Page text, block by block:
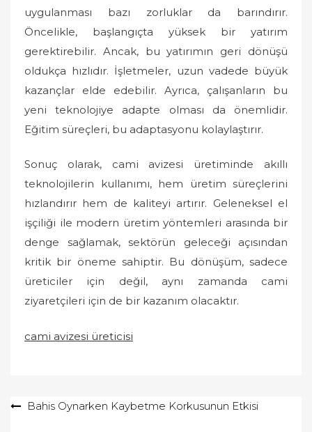
uygulanması bazı zorluklar da barındırır.
Öncelikle, başlangıçta yüksek bir yatırım
gerektirebilir. Ancak, bu yatırımın geri dönüşü
oldukça hızlıdır. İşletmeler, uzun vadede büyük
kazançlar elde edebilir. Ayrıca, çalışanların bu
yeni teknolojiye adapte olması da önemlidir.
Eğitim süreçleri, bu adaptasyonu kolaylaştırır.
Sonuç olarak, cami avizesi üretiminde akıllı
teknolojilerin kullanımı, hem üretim süreçlerini
hızlandırır hem de kaliteyi artırır. Geleneksel el
işçiliği ile modern üretim yöntemleri arasında bir
denge sağlamak, sektörün geleceği açısından
kritik bir öneme sahiptir. Bu dönüşüm, sadece
üreticiler için değil, aynı zamanda cami
ziyaretçileri için de bir kazanım olacaktır.
cami avizesi üreticisi
YazıBahis Oynarken Kaybetme Korkusunun Etkisi